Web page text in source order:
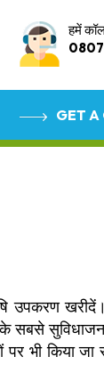
हमें
GET A
उपकरण
के सबसे
भी किया जा